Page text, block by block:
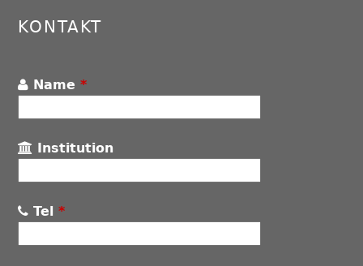
KONTAKT
Name*
Institution
Tel*